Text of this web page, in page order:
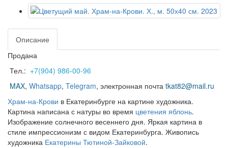
Описание
Продана
Тел.: +7(904) 986-00-96
MAX, Whatsapp, Telegram, электронная почта tkat82@mail.ru
Храм-на-Крови в Екатеринбурге на картине художника.
Картина написана с натуры во время цветения яблонь.
Изображение солнечного весеннего дня. Яркая картина в
стиле импрессионизм с видом Екатеринбурга. Живопись
художника Екатерины Тютиной-Зайковой.